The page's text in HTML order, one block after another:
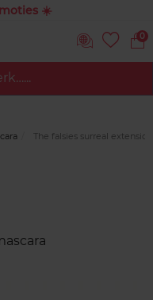
☀️
0
The falsies surreal